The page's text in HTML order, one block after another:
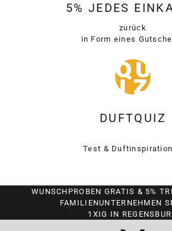
5% JEDES
zurück
in Form eines
DUFTQUIZ
Test &
WUNSCHPROBEN GRATIS & 5%
FAMILIENUNTERNEHMEN
1XIG IN